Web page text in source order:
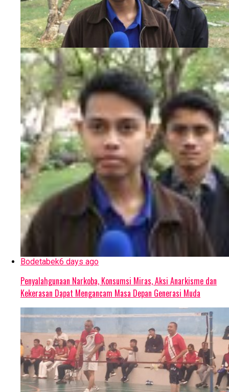
Bodetabek6 days ago
Penyalahgunaan Narkoba, Konsumsi Miras, Aksi Anarkisme dan
Kekerasan Dapat Mengancam Masa Depan Generasi Muda